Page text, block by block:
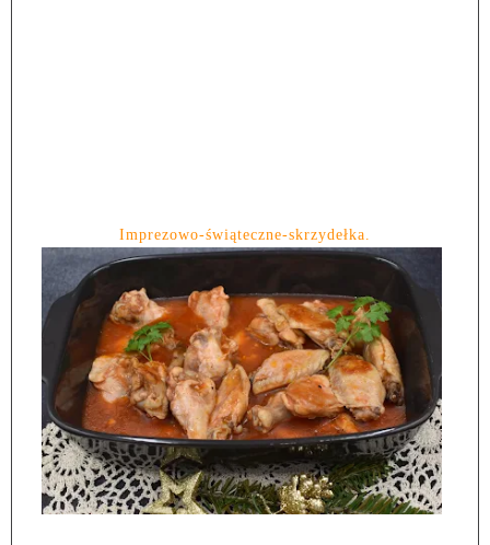
Imprezowo-świąteczne-skrzydełka.